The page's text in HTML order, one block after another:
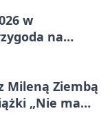
w
na
Mileną Ziembą
„Nie mam